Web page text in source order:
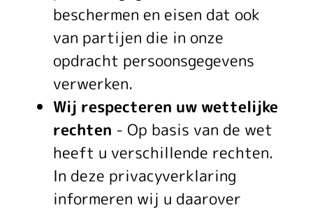
beschermen en eisen dat ook
van partijen die in onze
opdracht persoonsgegevens
verwerken.
Wij respecteren uw wettelijke
rechten - Op basis van de wet
heeft u verschillende rechten.
In deze privacyverklaring
informeren wij u daarover